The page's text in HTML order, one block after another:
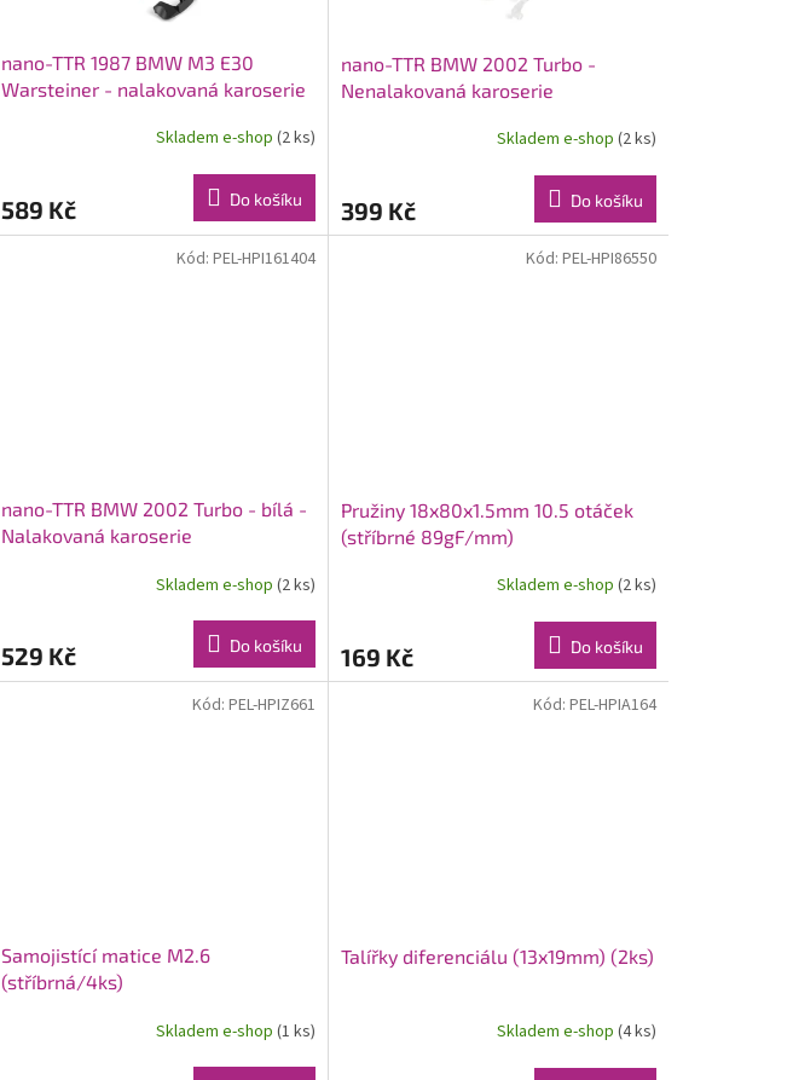
nano-TTR 1987 BMW M3 E30
Warsteiner - nalakovaná karoserie
Skladem e-shop (2 ks)
589 Kč Do košíku
nano-TTR BMW 2002 Turbo -
Nenalakovaná karoserie
Skladem e-shop (2 ks)
399 Kč Do košíku
nano-TTR BMW 2002 Turbo - bílá -
Nalakovaná karoserie
Skladem e-shop (2 ks)
529 Kč Do košíku
Kód: PEL-HPI161404
Pružiny 18x80x1.5mm 10.5 otáček
(stříbrné 89gF/mm)
Skladem e-shop (2 ks)
169 Kč Do košíku
Kód: PEL-HPI86550
Samojistící matice M2.6
(stříbrná/4ks)
Skladem e-shop (1 ks)
Kód: PEL-HPIZ661
Talířky diferenciálu (13x19mm) (2ks)
Skladem e-shop (4 ks)
Kód: PEL-HPIA164